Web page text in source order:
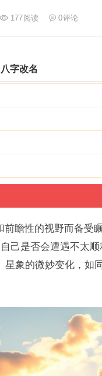
177阅读 0评论
八字改名
瞻性的视野而备受
己是否会遭遇不太
象的微妙变化，如